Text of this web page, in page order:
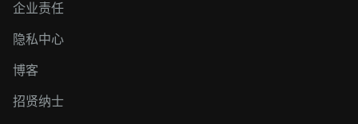
企业责任
隐私中心
博客
招贤纳士